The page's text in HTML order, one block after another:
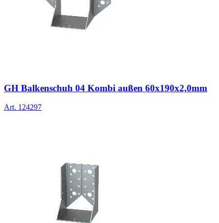
GH Balkenschuh 04 Kombi außen 60x190x2,0mm
Art. 124297